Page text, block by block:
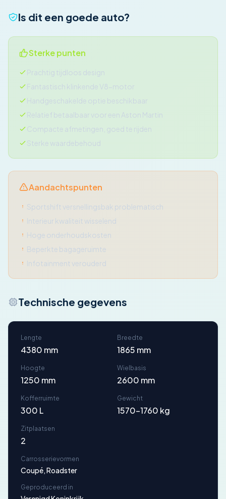
Is dit een goede auto?
Sterke punten
Prachtig tijdloos design
Fantastisch klinkende V8-motor
Handgeschakelde optie beschikbaar
Relatief betaalbaar voor een Aston Martin
Compacte afmetingen, goed te rijden
Sterke waardebehoud
Aandachtspunten
Sportshift versnellingsbak problematisch
Interieur kwaliteit wisselend
Hoge onderhoudskosten
Beperkte bagageruimte
Infotainment verouderd
Technische gegevens
Lengte
4380 mm
Breedte
1865 mm
Hoogte
1250 mm
Wielbasis
2600 mm
Kofferruimte
300 L
Gewicht
1570-1760 kg
Zitplaatsen
2
Carrosserievormen
Coupé, Roadster
Geproduceerd in